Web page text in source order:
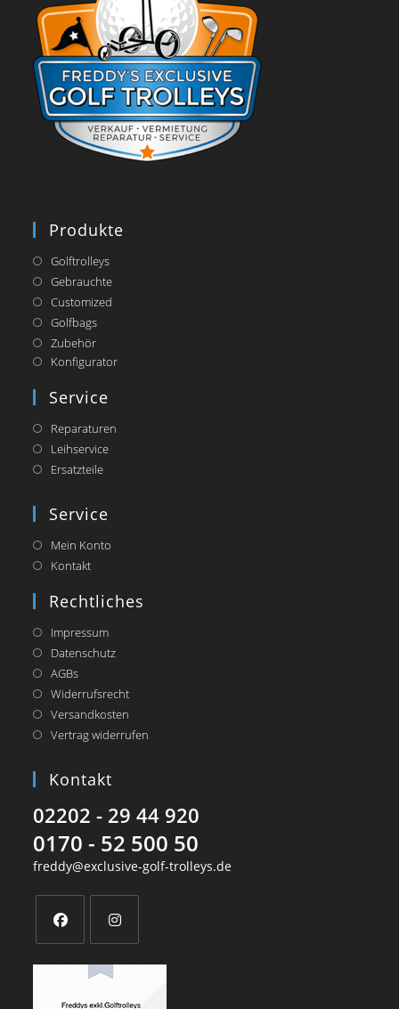
Produkte
Golftrolleys
Gebrauchte
Customized
Golfbags
Zubehör
KonfiguratorOpens
Service
Reparaturen
Leihservice
Ersatzteile
Service
Mein Konto
Kontakt
Rechtliches
Impressum
Datenschutz
AGBs
Widerrufsrecht
Versandkosten
Vertrag widerrufen
Kontakt
02202 - 29 44 920
0170 - 52 500 50
freddy@exclusive-golf-trolleys.de
in
in
new